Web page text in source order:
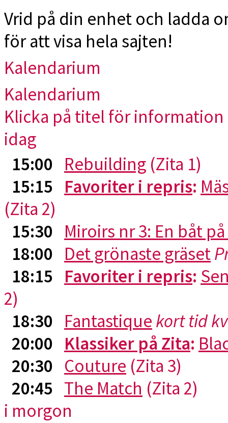
Vrid på din enhet och ladda
för att visa hela sajten!
Kalendarium
Kalendarium
Klicka på titel för
idag
15:00 Rebuilding (Zita 1)
15:15 Favoriter i repris:
(Zita 2)
15:30 Miroirs nr 3: En båt
18:00 Det grönaste gräset
18:15 Favoriter i repris:
2)
18:30 Fantastique kort tid
20:00 Klassiker på Zita:
20:30 Couture (Zita 3)
20:45 The Match (Zita 2)
i morgon